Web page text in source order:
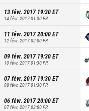
13 févr. 2017 19:30ET
14 févr. 2017 01:30FR
11 févr. 2017 20:00ET
12 févr. 2017 02:00FR
09 févr. 2017 19:30ET
10 févr. 2017 01:30FR
07 févr. 2017 19:30ET
08 févr. 2017 01:30FR
06 févr. 2017 20:00ET
07 févr. 2017 02:00FR